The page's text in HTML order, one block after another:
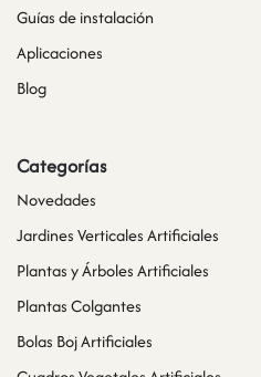
Guías de instalación
Aplicaciones
Blog
Categorías
Novedades
Jardines Verticales Artificiales
Plantas y Árboles Artificiales
Plantas Colgantes
Bolas Boj Artificiales